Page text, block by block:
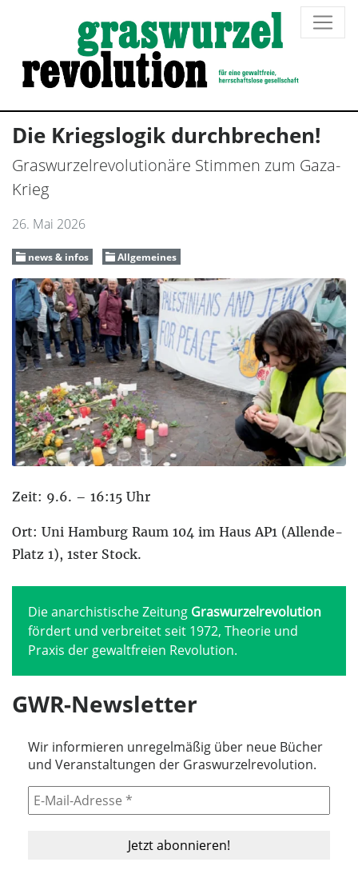
Die Kriegslogik durchbrechen!
Graswurzelrevolutionäre Stimmen zum Gaza-
Krieg
26. Mai 2026
news & infos Allgemeines
Zeit: 9.6. – 16:15 Uhr
Ort: Uni Hamburg Raum 104 im Haus AP1 (Allende-
Platz 1), 1ster Stock.
Die anarchistische Zeitung Graswurzelrevolution
fördert und verbreitet seit 1972, Theorie und
Praxis der gewaltfreien Revolution.
GWR-Newsletter
Wir informieren unregelmäßig über neue Bücher
und Veranstaltungen der Graswurzelrevolution.